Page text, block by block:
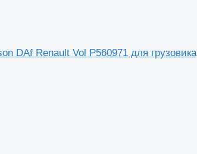
DAf Renault Vol P560971 для грузовика